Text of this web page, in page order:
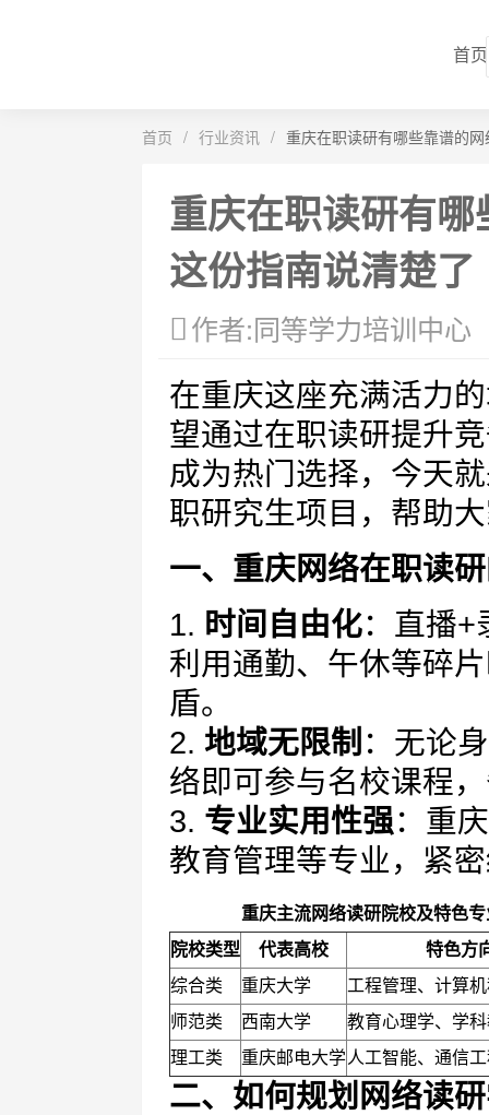
首页
首页 / 行业资讯 / 重庆在职读研有哪些靠谱的
重庆在职读研有
这份指南说清楚了
作者:同等学力培训中心
在重庆这座充满活力
望通过在职读研提升
成为热门选择，今天
职研究生项目，帮助
一、重庆网络在职读
1. 时间自由化：直播+
利用通勤、午休等碎
盾。
2. 地域无限制 ：无论
络即可参与名校课程
3. 专业实用性强：重
教育管理等专业，紧
重庆主流网络读研院校及特色专
院校类型
代表高校
特色方
综合类
重庆大学
工程管理、计算
师范类
西南大学
教育心理学、学
理工类
重庆邮电大学人工智能、通信
二、如何规划网络读